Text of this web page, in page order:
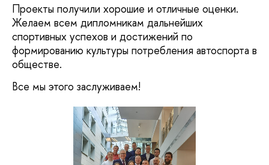
Проекты получили хорошие и отличные оценки.
Желаем всем дипломникам дальнейших
спортивных успехов и достижений по
формированию культуры потребления автоспорта в
обществе.
Все мы этого заслуживаем!